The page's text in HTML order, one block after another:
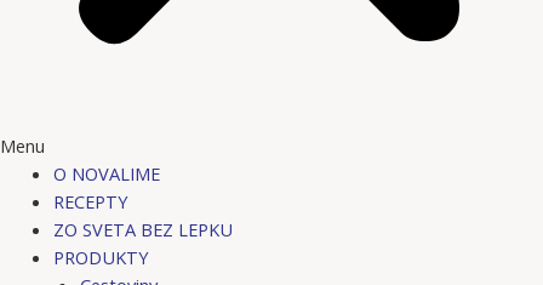
Menu
O NOVALIME
RECEPTY
ZO SVETA BEZ LEPKU
PRODUKTY